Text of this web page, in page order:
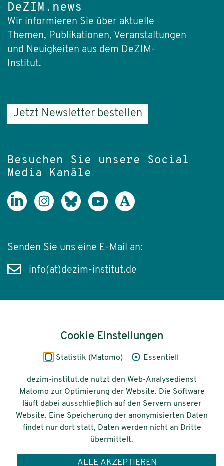
DeZIM.news
Wir informieren Sie über aktuelle
Themen, Publikationen, Veranstaltungen
und Neuigkeiten aus dem DeZIM-
Institut.
Jetzt Newsletter bestellen
Besuchen Sie unsere Social
Media Kanäle
Senden Sie uns eine E-Mail an:
info(at)dezim-institut.de
Impressum
Datenschutz
Barrierefreiheit
© 2026 Deutsches Zentrum für
Integrations-
und Migrationsforschung DeZIM e.V.
Cookie Einstellungen
Statistik (Matomo) Essentiell
dezim-institut.de nutzt den Web-Analysedienst
Matomo zur Optimierung der Website. Die Software
läuft dabei ausschließlich auf den Servern unserer
Website. Eine Speicherung der anonymisierten Daten
findet nur dort statt, Daten werden nicht an Dritte
übermittelt.
ALLE AKZEPTIEREN